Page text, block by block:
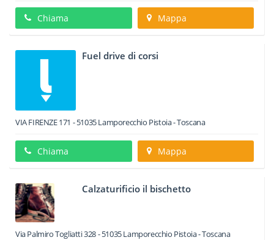
Chiama Mappa
Fuel drive di corsi
VIA FIRENZE 171 -51035Lamporecchio Pistoia -Toscana
Chiama Mappa
Calzaturificio il bischetto
Via Palmiro Togliatti 328-51035Lamporecchio Pistoia -Toscana